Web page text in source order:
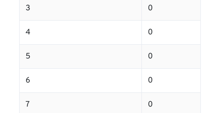
3 0
4 0
5 0
6 0
7 0